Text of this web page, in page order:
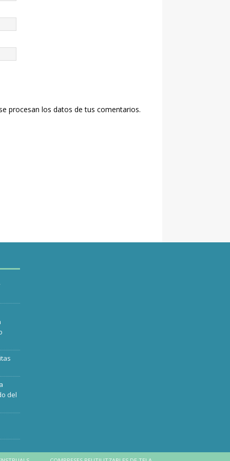
procesan los datos de tus comentarios.
del